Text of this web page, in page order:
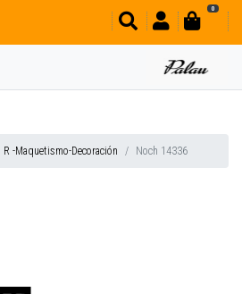
0
R -Maquetismo-Decoración Noch 14336